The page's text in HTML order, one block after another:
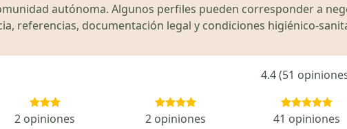
autónoma. Algunos perfiles pueden corresponder a
referencias, documentación legal y condiciones higiénico-
4.4 (51
2 opiniones 2 opiniones 41 opiniones